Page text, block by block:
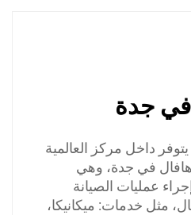
جدة
داخل مركز العالمية
في جدة، وهي
عمليات الصيانة
مثل خدمات: ميكانيكا،